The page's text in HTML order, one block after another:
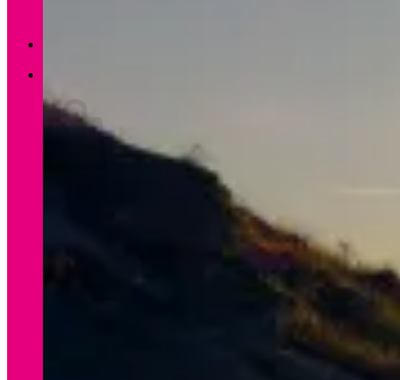
Es befinden sich keine Produkte im Warenkorb.